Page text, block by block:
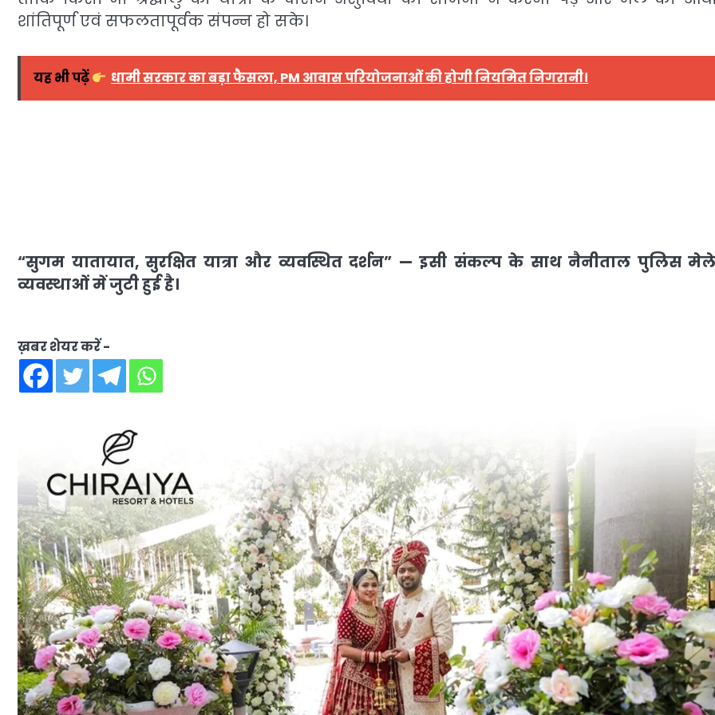
शांतिपूर्ण एवं सफलतापूर्वक संपन्न हो सके।
यह भी पढ़ें धामी सरकार का बड़ा फैसला, PM आवास परियोजनाओं की होगी नियमित निगरानी।
“सुगम यातायात, सुरक्षित यात्रा और व्यवस्थित दर्शन” — इसी संकल्प के साथ नैनीताल पुलिस
व्यवस्थाओं में जुटी हुई है।
ख़बर शेयर करें -